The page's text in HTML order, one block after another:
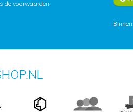
de voorwaarden.